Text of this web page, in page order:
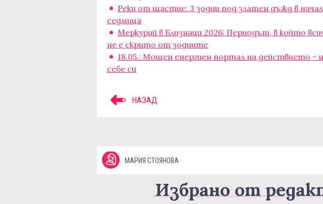
Реки от щастие: 3 зодии под златен дъжд в
седмица
Меркурий в Близнаци 2026: Периодът, в който
не е скрито от зодиите
18.05.: Мощен енергиен портал на действието -
себе си
НАЗАД
МАРИЯ СТОЯНОВА
Избрано от